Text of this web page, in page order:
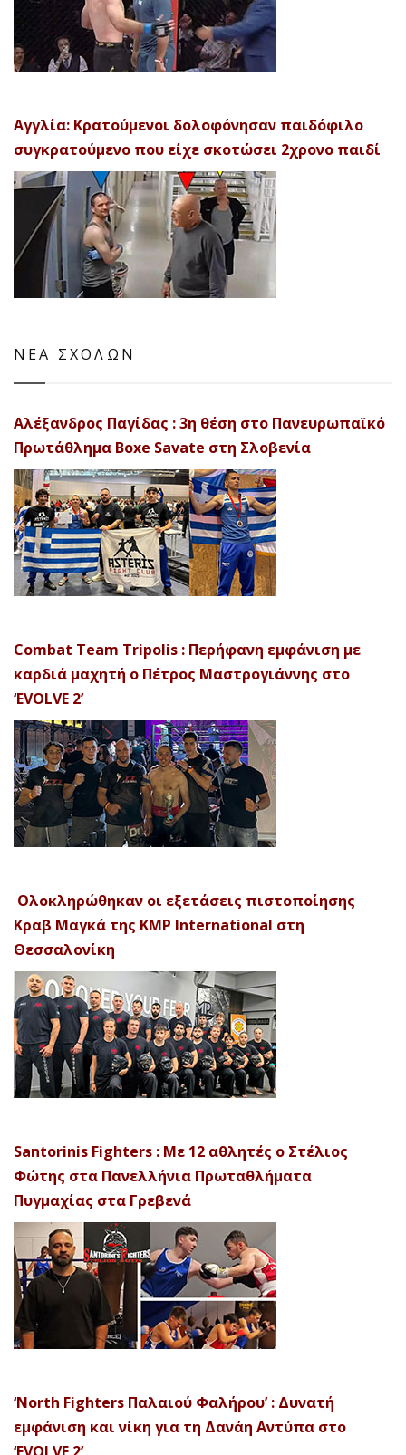
Αγγλία: Κρατούμενοι δολοφόνησαν παιδόφιλο
συγκρατούμενο που είχε σκοτώσει 2χρονο παιδί
ΝΕΑ ΣΧΟΛΩΝ
Αλέξανδρος Παγίδας : 3η θέση στο Πανευρωπαϊκό
Πρωτάθλημα Boxe Savate στη Σλοβενία
Combat Team Tripolis : Περήφανη εμφάνιση με
καρδιά μαχητή ο Πέτρος Μαστρογιάννης στο
‘EVOLVE 2’
Ολοκληρώθηκαν οι εξετάσεις πιστοποίησης
Κραβ Μαγκά της KMP International στη
Θεσσαλονίκη
Santorinis Fighters : Με 12 αθλητές ο Στέλιος
Φώτης στα Πανελλήνια Πρωταθλήματα
Πυγμαχίας στα Γρεβενά
‘North Fighters Παλαιού Φαλήρου’ : Δυνατή
εμφάνιση και νίκη για τη Δανάη Αντύπα στο